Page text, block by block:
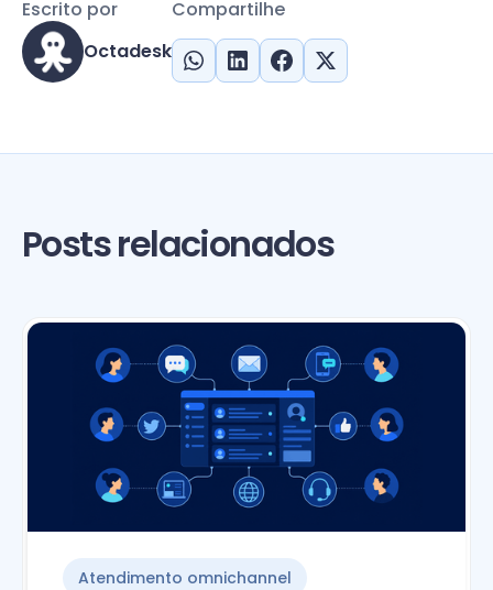
Compartilhe
Escrito por
Octadesk
Posts relacionados
Atendimento omnichannel